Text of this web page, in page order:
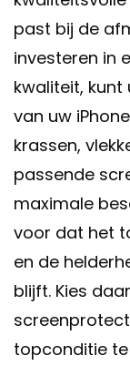
past bij de
investeren in
kwaliteit,
van uw
krassen,
passende
maximale
voor dat het
en de
blijft. Kies
topconditie